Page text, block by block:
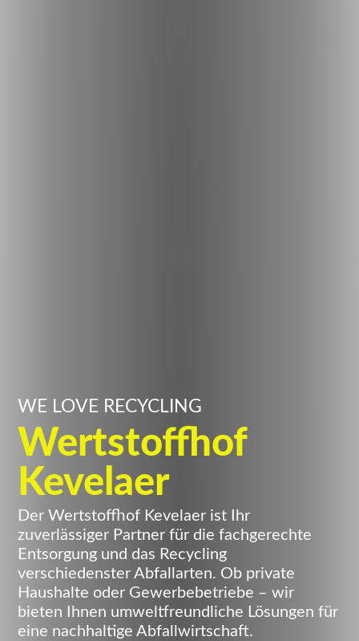
WE LOVE RECYCLING
Wertstoffhof
Kevelaer
Der Wertstoffhof Kevelaer ist Ihr
zuverlässiger Partner für die fachgerechte
Entsorgung und das Recycling
verschiedenster Abfallarten. Ob private
Haushalte oder Gewerbebetriebe – wir
bieten Ihnen umweltfreundliche Lösungen für
eine nachhaltige Abfallwirtschaft.